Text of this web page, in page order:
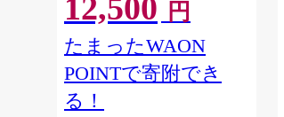
庭用 おかず 弁当 支援 サーモ
ン 銀鮭切り身 魚 わけあり
12,500 円
たまったWAON
POINTで寄附でき
る！